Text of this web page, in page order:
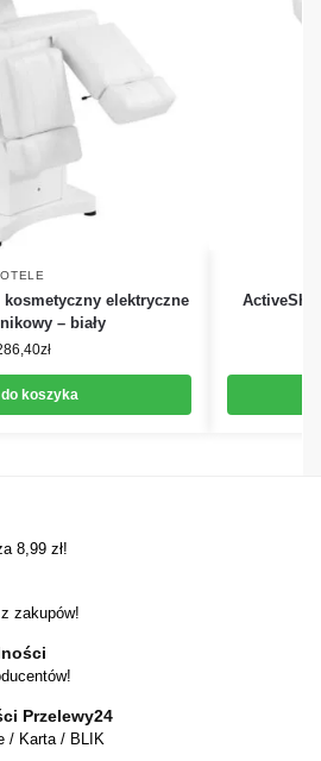
elektryczne
– biały
zł
koszyka
8,99 zł!
zakupów!
Przelewy24
/ Karta / BLIK